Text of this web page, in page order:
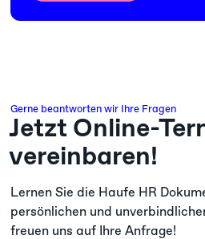
Gerne beantworten wir Ihre Fragen
Jetzt Online-
vereinbaren!
Lernen Sie die Haufe HR
persönlichen und
freuen uns auf Ihre Anfrage!